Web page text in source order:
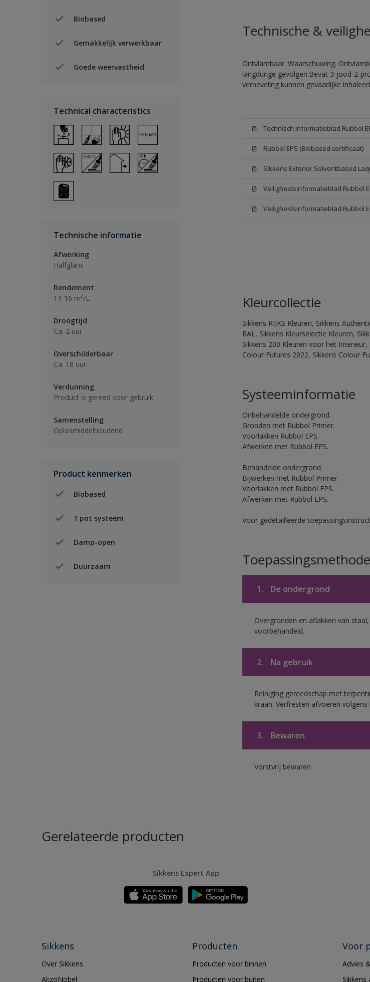
Biobased
Gemakkelijk verwerkbaar
Goede weervastheid
Technical characteristics
Technische informatie
Afwerking
Halfglans
Rendement
14-16 m²/L
Droogtijd
Ca. 2 uur
Overschilderbaar
Ca. 18 uur
Verdunning
Product is gereed voor gebruik
Samenstelling
Oplosmiddelhoudend
Product kenmerken
Biobased
1 pot systeem
Damp-open
Duurzaam
Technische &
Ontvlambaar. Waarschuwing.
langdurige gevolgen.Bevat 3-jood-2-
verneveling kunnen gevaarlijke
Technisch Informatieblad Rubbol
Rubbol EPS (Biobased certificaat)
Sikkens Exterior Solventbased
Veiligheidsinformatieblad Rubbol
Veiligheidsinformatieblad Rubbol
Kleurcollectie
Sikkens RIJKS Kleuren, Sikkens
RAL, Sikkens Kleurselectie Kleuren,
Sikkens 200 Kleuren voor het Interieur,
Colour Futures 2022, Sikkens Colour
Systeeminformatie
Onbehandelde ondergrond.
Gronden met Rubbol Primer.
Voorlakken Rubbol EPS.
Afwerken met Rubbol EPS.
Behandelde ondergrond.
Bijwerken met Rubbol Primer.
Voorlakken met Rubbol EPS.
Afwerken met Rubbol EPS.
Voor gedetailleerde
Toepassingsmethode
1. De ondergrond
Overgronden en aflakken van
voorbehandeld.
2. Na gebruik
Reiniging gereedschap met
kraan. Verfresten afvoeren volgens
3. Bewaren
Vorstvrij bewaren
Gerelateerde producten
Sikkens Expert App
Sikkens
Over Sikkens
AkzoNobel
Producten
Producten voor binnen
Producten voor buiten
Voor
Advies
Sikkens